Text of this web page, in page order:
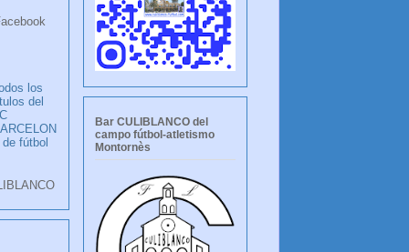
los
del
de fútbol
Bar CULIBLANCO del
campo fútbol-atletismo
Montornès